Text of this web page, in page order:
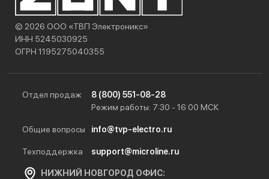
© 2026 ООО «ТВП Электроникс»
ИНН 5245030925
ОГРН 1195275040355
Отдел продаж
8 (800) 551-08-28
Режим работы: 7:30 - 16:00 МСК
Общие вопросы info@tvp-electro.ru
Техподдержка support@microline.ru
НИЖНИЙ НОВГОРОД ОФИС: